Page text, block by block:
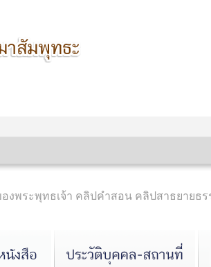
งพระพุทธเจ้า คลิปคำสอน คลิปสาธยายธร